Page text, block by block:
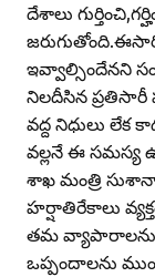
దేశాలు
ఇవ్వాల్సిందేనని
నిలదీసిన
వద్ద నిధులు
వల్లనే ఈ సమస్య
శాఖ మంత్రి
హర్షాతిరేకాలు
తమ వ్యాపారాలను
ఒప్పందాలను